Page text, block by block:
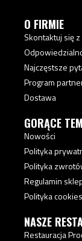
O FIRMIE
Skontaktuj się
Najczęstsze
Program
Dostawa
GORĄCE
Nowości
Polityka
Polityka
Regulamin
Polityka cookies
NASZE
Restauracja